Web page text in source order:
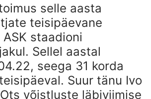
selle aasta
teisipäevane
staadioni
Sellel aastal
seega 31 korda
Suur tänu Ivo
võistluste läbiviimise